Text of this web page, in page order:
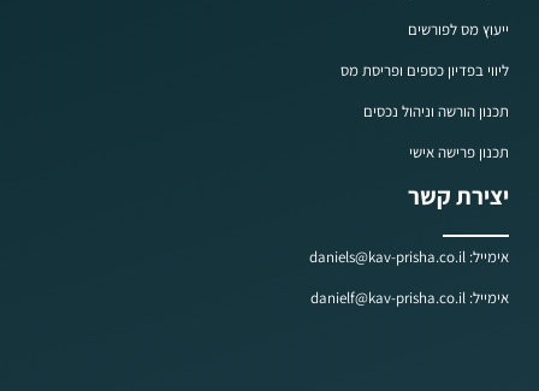
ייעוץ מס לפורשים
ליווי בפדיון כספים ופריסת מס
תכנון הורשה וניהול נכסים
תכנון פרישה אישי
יצירת קשר
אימייל: daniels@kav-prisha.co.il
אימייל: danielf@kav-prisha.co.il